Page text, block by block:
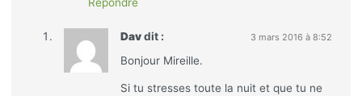
Dav dit : 3 mars 2016 à 8:52
Bonjour Mireille.
Si tu stresses toute la nuit et que tu ne